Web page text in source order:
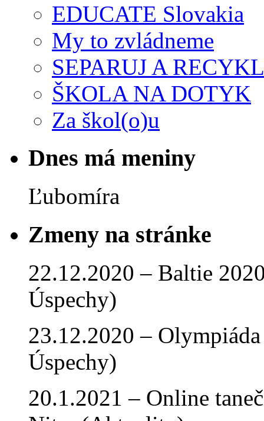
EDUCATE Slovakia
My to zvládneme
SEPARUJ A
ŠKOLA NA DOTYK
Za škol(o)u
Dnes má meniny
Ľubomíra
Zmeny na stránke
22.12.2020 – Baltie
Úspechy)
23.12.2020 –
Úspechy)
20.1.2021 – Online